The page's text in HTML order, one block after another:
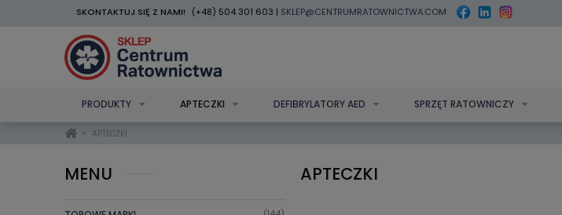
SKONTAKTUJ SIĘ Z NAMI! (+48) 504 301 603 | SKLEP@CENTRUMRATOWNICTWA.COM
PRODUKTY APTECZKI DEFIBRYLATORY AED SPRZĘT RATOWNICZY
» APTECZKI
MENU APTECZKI